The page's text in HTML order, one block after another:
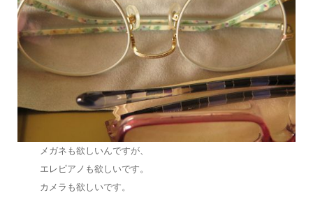
メガネも欲しいんですが、
エレピアノも欲しいです。
カメラも欲しいです。